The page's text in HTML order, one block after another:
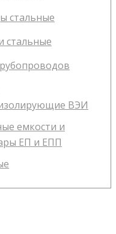
стальные
стальные
ВЭИ
емкости и
ЕП и ЕПП